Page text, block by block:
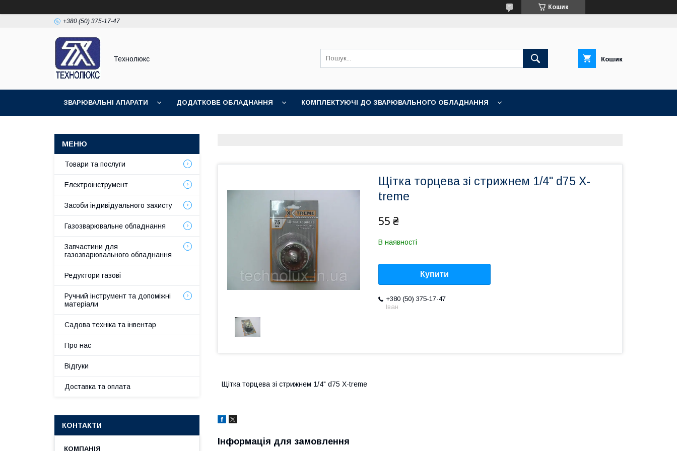
Кошик
+380 (50) 375-17-47
Технолюкс Кошик
ЗВАРЮВАЛЬНІ АПАРАТИ ДОДАТКОВЕ ОБЛАДНАННЯ КОМПЛЕКТУЮЧІ ДО ЗВАРЮВАЛЬНОГО ОБЛАДНАННЯ
Щітка торцева зі стрижнем 1/4" d75 X-
treme
55 ₴
В наявності
Купити
+380 (50) 375-17-47
Іван
Щітка торцева зі стрижнем 1/4" d75 X-treme
Інформація для замовлення
Товари та послуги
Електроінструмент
Засоби індивідуального захисту
Газозварювальне обладнання
Запчастини для
газозварювального обладнання
Редуктори газові
Ручний інструмент та допоміжні
матеріали
Садова техніка та інвентар
Про нас
Відгуки
Доставка та оплата
КОНТАКТИ